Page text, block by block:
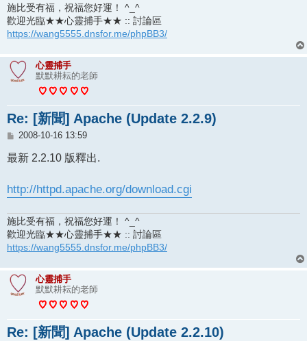
施比受有福，祝福您好運！ ^_^
歡迎光臨★★心靈捕手★★ :: 討論區
https://wang5555.dnsfor.me/phpBB3/
心靈捕手
默默耕耘的老師
Re: [新聞] Apache (Update 2.2.9)
文
2008-10-16 13:59
最新 2.2.10 版釋出.
http://httpd.apache.org/download.cgi
施比受有福，祝福您好運！ ^_^
歡迎光臨★★心靈捕手★★ :: 討論區
https://wang5555.dnsfor.me/phpBB3/
心靈捕手
默默耕耘的老師
Re: [新聞] Apache (Update 2.2.10)